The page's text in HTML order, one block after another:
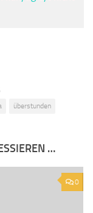
überstunden
…
0